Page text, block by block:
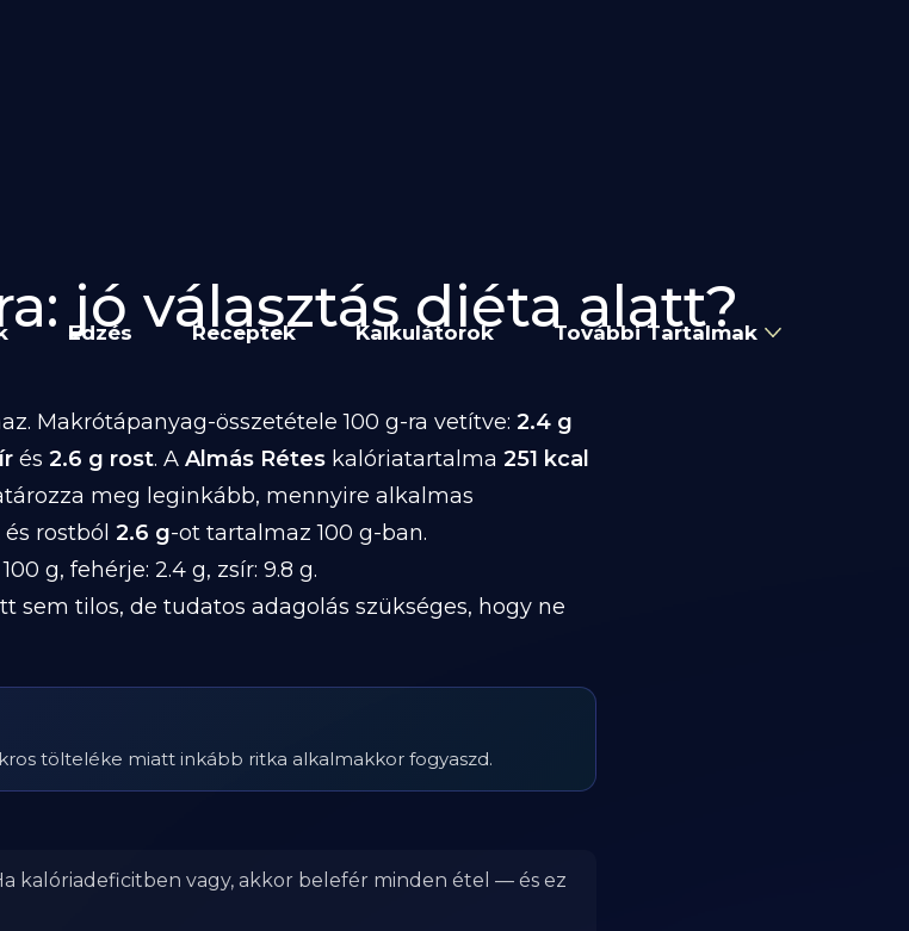
Edzés Receptek Kalkulátorok További Tartalmak
jó választás diéta alatt?
Makrótápanyag-összetétele 100 g-ra vetítve: 2.4 g
és 2.6 g rost. A Almás Rétes kalóriatartalma 251 kcal
meg leginkább, mennyire alkalmas
rostból 2.6 g-ot tartalmaz 100 g-ban.
g, fehérje: 2.4 g, zsír: 9.8 g.
sem tilos, de tudatos adagolás szükséges, hogy ne
tölteléke miatt inkább ritka alkalmakkor fogyaszd.
kalóriadeficitben vagy, akkor belefér minden étel — és ez